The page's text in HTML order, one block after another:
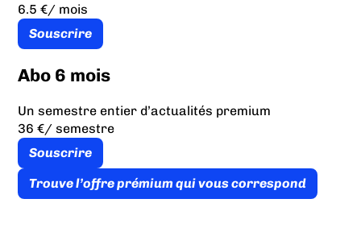
6.5 €/ mois
Souscrire
Abo 6 mois
Un semestre entier d’actualités premium
36 €/ semestre
Souscrire
Trouve l’offre prémium qui vous correspond